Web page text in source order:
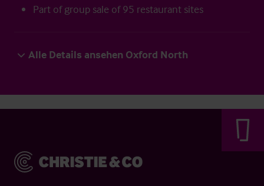
Part of group sale of 95 restaurant sites
Alle Details ansehen Oxford North